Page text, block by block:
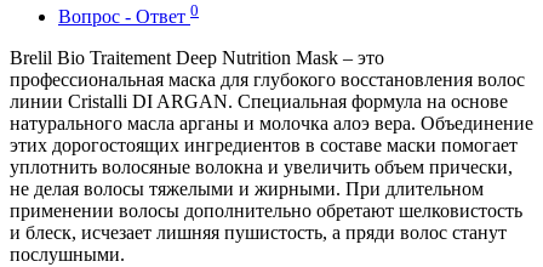
Вопрос - Ответ 0
Brelil Bio Traitement Deep Nutrition Mask – это
профессиональная маска для глубокого восстановления волос
линии Cristalli DI ARGAN. Специальная формула на основе
натурального масла арганы и молочка алоэ вера. Объединение
этих дорогостоящих ингредиентов в составе маски помогает
уплотнить волосяные волокна и увеличить объем прически,
не делая волосы тяжелыми и жирными. При длительном
применении волосы дополнительно обретают шелковистость
и блеск, исчезает лишняя пушистость, а пряди волос станут
послушными.